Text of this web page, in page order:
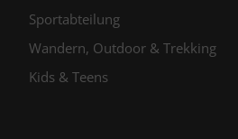
Sportabteilung
Wandern, Outdoor & Trekking
Kids & Teens